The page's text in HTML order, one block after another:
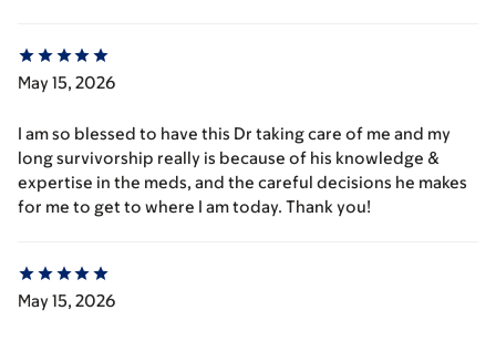
May 15, 2026
I am so blessed to have this Dr taking care of me and my
long survivorship really is because of his knowledge &
expertise in the meds, and the careful decisions he makes
for me to get to where I am today. Thank you!
May 15, 2026